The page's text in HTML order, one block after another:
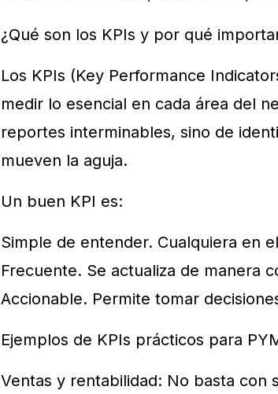
¿Qué son los KPIs y por qué
Los KPIs (Key Performance
medir lo esencial en cada área del
reportes interminables, sino de
mueven la aguja.
Un buen KPI es:
Simple de entender. Cualquiera en
Frecuente. Se actualiza de manera
Accionable. Permite tomar
Ejemplos de KPIs prácticos para
Ventas y rentabilidad: No basta con